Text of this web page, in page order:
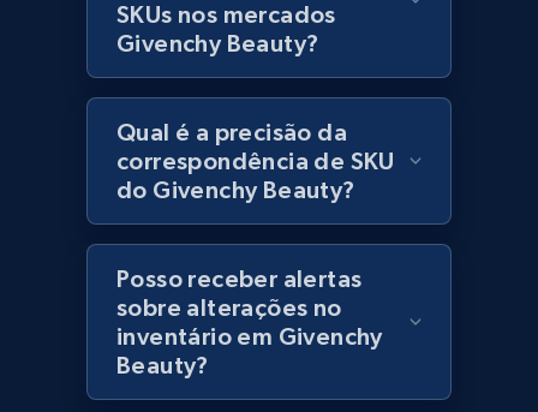
Lazada - Products - Discover products by
URL, Title, Rating, Reviews, Initial price, Final
price, Currency, Stock, and more.
991+ 164+ Comece agora
Lazada - Products - Discover products by
category URL or brand URL
SKUs nos mercados
Givenchy Beauty?
Qual é a precisão da
correspondência de SKU
do Givenchy Beauty?
Posso receber alertas
sobre alterações no
inventário em Givenchy
Beauty?